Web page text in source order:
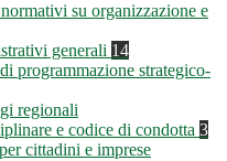
su organizzazione e
generali 14
programmazione strategico-
regionali
e codice di condotta 3
cittadini e imprese